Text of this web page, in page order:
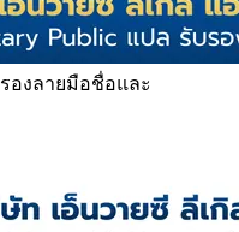
องลายมือชื่อและ